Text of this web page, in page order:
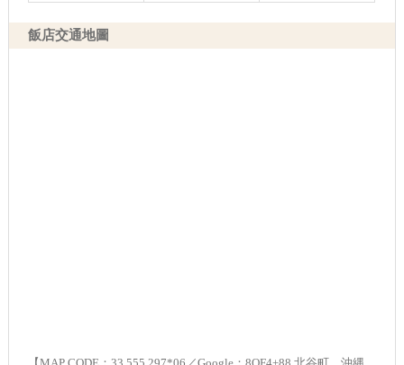
飯店交通地圖